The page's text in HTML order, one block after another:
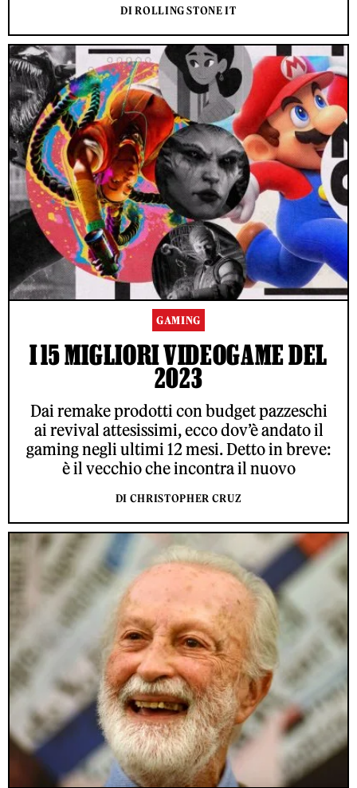
DI ROLLING STONE IT
GAMING
I 15 MIGLIORI VIDEOGAME DEL
2023
Dai remake prodotti con budget pazzeschi
ai revival attesissimi, ecco dov’è andato il
gaming negli ultimi 12 mesi. Detto in breve:
è il vecchio che incontra il nuovo
DI CHRISTOPHER CRUZ